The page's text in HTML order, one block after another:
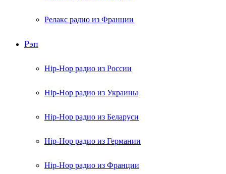
Релакс радио из Франции
Рэп
Hip-Hop радио из России
Hip-Hop радио из Украины
Hip-Hop радио из Беларуси
Hip-Hop радио из Германии
Hip-Hop радио из Франции